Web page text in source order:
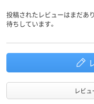
投稿されたレビューはまだあ
待ちしています。
レビ